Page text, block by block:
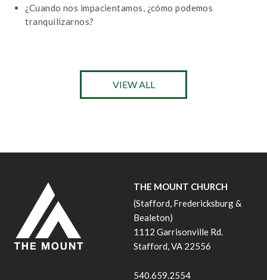
¿Cuando nos impacientamos, ¿cómo podemos
tranquilizarnos?
VIEW ALL
THE MOUNT CHURCH
(Stafford, Fredericksburg &
Bealeton)
1112 Garrisonville Rd.
Stafford, VA 22556
540.659.2554